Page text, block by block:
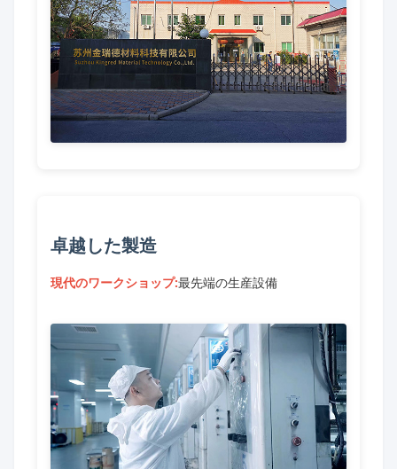
卓越した製造
現代のワークショップ:最先端の生産設備